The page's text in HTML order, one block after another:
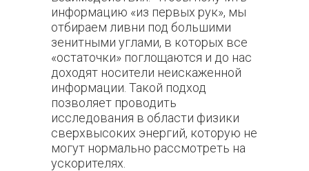
информацию «из первых рук», мы
отбираем ливни под большими
зенитными углами, в которых все
«остаточки» поглощаются и до нас
доходят носители неискаженной
информации. Такой подход
позволяет проводить
исследования в области физики
сверхвысоких энергий, которую не
могут нормально рассмотреть на
ускорителях.